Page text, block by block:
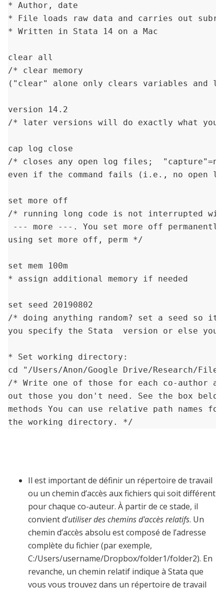
* Author, date
* File loads raw data and carries out
* Written in Stata 14 on a Mac
clear all
/* clear memory
("clear" alone only clears variables and
version 14.2
/* later versions will do exactly what
cap log close
/* closes any open log files;
even if the command fails (i.e., no open
set more off
/* running long code is not interrupted
--- more ---. You set more off
using set more off, perm */
set mem 100m
* assign additional memory if needed
set seed 20190802
/* doing anything random? set a seed so
you specify the Stata  version or else
* Set working directory:
cd "/Users/Anon/Google Drive/Research/
/* Write one of those for each co-author
out those you don't need. See the box
methods You can use relative path names
the working directory. */
Il est important de définir un répertoire de travail
ou un chemin d’accès aux fichiers qui soit différent
pour chaque co-auteur. À partir de ce stade, il
convient d’utiliser des chemins d'accès relatifs. Un
chemin d’accès absolu est composé de l’adresse
complète du fichier (par exemple,
C:/Users/username/Dropbox/folder1/folder2). En
revanche, un chemin relatif indique à Stata que
vous vous trouvez dans un répertoire de travail